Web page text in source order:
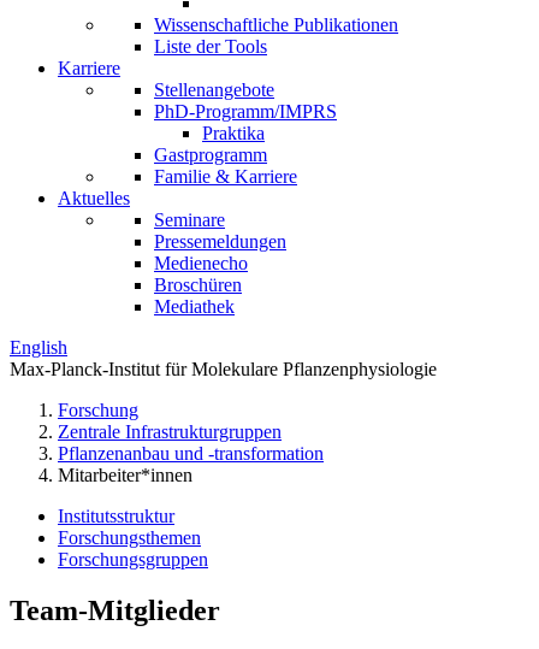
Wissenschaftliche Publikationen
Liste der Tools
Karriere
Stellenangebote
PhD-Programm/IMPRS
Praktika
Gastprogramm
Familie & Karriere
Aktuelles
Seminare
Pressemeldungen
Medienecho
Broschüren
Mediathek
English
Max-Planck-Institut für Molekulare Pflanzenphysiologie
Forschung
Zentrale Infrastrukturgruppen
Pflanzenanbau und -transformation
Mitarbeiter*innen
Institutsstruktur
Forschungsthemen
Forschungsgruppen
Team-Mitglieder